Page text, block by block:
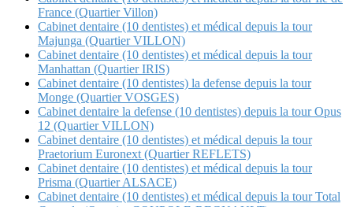
France (Quartier Villon)
Cabinet dentaire (10 dentistes) et médical depuis la tour
Majunga (Quartier VILLON)
Cabinet dentaire (10 dentistes) et médical depuis la tour
Manhattan (Quartier IRIS)
Cabinet dentaire (10 dentistes) la defense depuis la tour
Monge (Quartier VOSGES)
Cabinet dentaire la defense (10 dentistes) depuis la tour Opus
12 (Quartier VILLON)
Cabinet dentaire (10 dentistes) et médical depuis la tour
Praetorium Euronext (Quartier REFLETS)
Cabinet dentaire (10 dentistes) et médical depuis la tour
Prisma (Quartier ALSACE)
Cabinet dentaire (10 dentistes) et médical depuis la tour Total